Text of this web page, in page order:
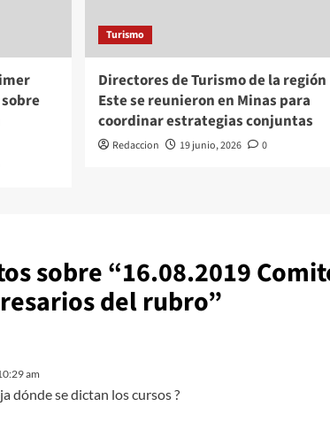
Turismo
Directores de Turismo de la región
Este se reunieron en Minas para
coordinar estrategias conjuntas
Redaccion 19 junio, 2026 0
sobre “16.08.2019
del rubro”
am
dónde se dictan los cursos ?